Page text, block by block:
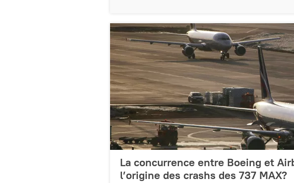
La concurrence entre Boeing et
l’origine des crashs des 737 MAX?